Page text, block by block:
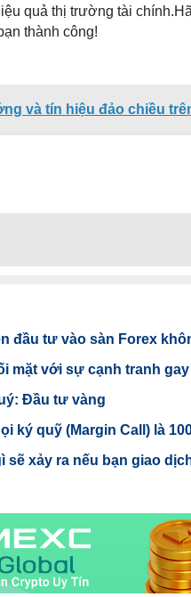
quả thị trường tài
thành công!
và tín hiệu đảo chiều
đầu tư vào sàn Forex
mặt với sự cạnh tranh
Đầu tư vàng
ký quỹ (Margin Call) là
xảy ra nếu bạn giao